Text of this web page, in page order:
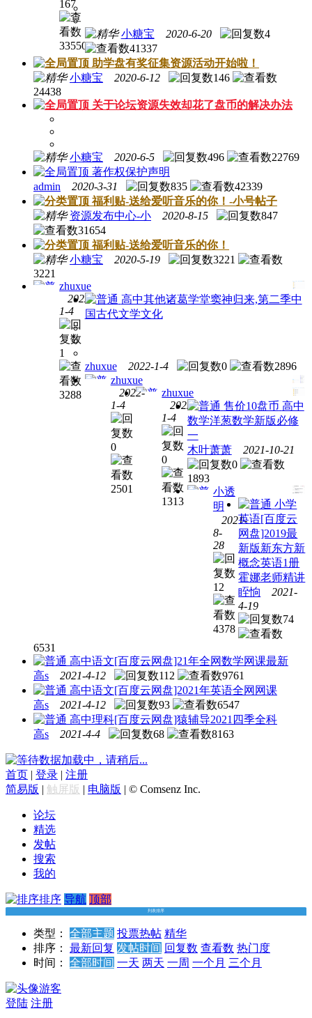
167
33550
小糖宝 2020-6-20
4
41337
助学盘有奖征集资源活动开始啦！
小糖宝
2020-6-12
146
24438
关于论坛资源失效却花了盘币的解决办法
小糖宝 2020-6-5 496
22769
著作权保护声明
admin
2020-3-31 835
42339
福利贴-送给爱听音乐的你！-小号帖子
资源发布中心-小
2020-8-15
847
31654
福利贴-送给爱听音乐的你！
小糖宝
2020-5-19
3221
3221
zhuxue
2022-
1-4
1
3288
高中其他诸葛学堂窦神归来,第二季中
国古代文学文化
zhuxue 2022-1-4 0 2896
zhuxue
2022-
1-4
0
2501
zhuxue
2022-
1-4
0
1313
售价10盘币 高中
数学洋葱数学新版必修
一
木叶萧萧
2021-10-21
0
1893
暑假
班
小透
明
2021-
8-
28
12
4378
小学
英语[百度云
网盘]2019最
新版新东方新
概念英语1册
霍娜老师精讲
眰恦
2021-
4-19
74
6531
高中语文[百度云网盘]21年全网数学网课最新
高s
2021-4-12 112
9761
高中语文[百度云网盘]2021年英语全网网课
高s
2021-4-12 93
6547
高中理科[百度云网盘]猿辅导2021四季全科
高s
2021-4-4 68 8163
数据加载中，请稍后...
首页 | 登录 | 注册
简易版 | 触屏版 | 电脑版 | © Comsenz Inc.
论坛
精选
发帖
搜索
我的
排序 导航 顶部
列表排序
类型： 全部主题 投票热帖 精华
排序：
最新回复 发帖时间 回复数 查看数 热门度
时间：
全部时间 一天 两天 一周 一个月 三个月
游客
登陆 注册